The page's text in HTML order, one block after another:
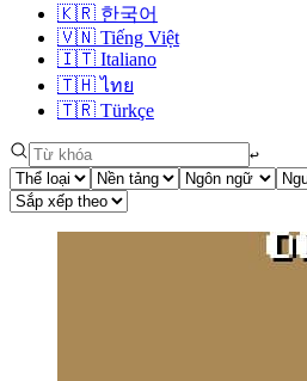
🇰🇷 한국어
🇻🇳 Tiếng Việt
🇮🇹 Italiano
🇹🇭 ไทย
🇹🇷 Türkçe
↩︎